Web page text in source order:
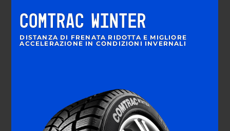
COMTRAC WINTER
DISTANZA DI FRENATA RIDOTTA E MIGLIORE
ACCELERAZIONE IN CONDIZIONI INVERNALI